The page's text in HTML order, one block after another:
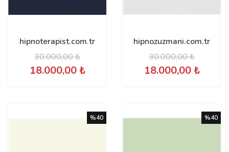
hipnoterapist.com.tr
30.000,00 ₺
18.000,00 ₺
hipnozuzmani.com.tr
30.000,00 ₺
18.000,00 ₺
%40 %40